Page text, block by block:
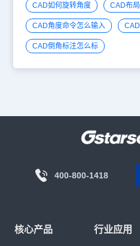
CAD如何旋转角度 CAD布
CAD角度命令怎么输入
CAD倒角标注怎么标
400-800-1418
核心产品 行业应用